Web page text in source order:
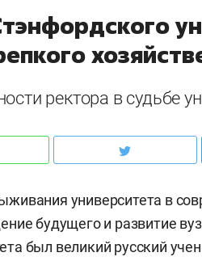
ректора в судьбе
университета в
будущего и развитие
был великий русский